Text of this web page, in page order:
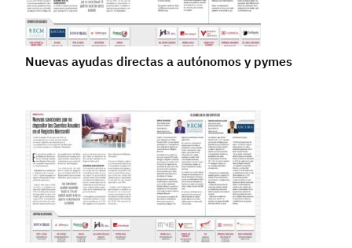
Nuevas ayudas directas a autónomos y pymes